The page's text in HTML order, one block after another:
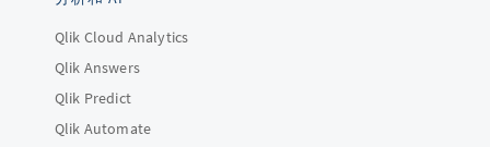
Qlik Cloud Analytics
Qlik Answers
Qlik Predict
Qlik Automate